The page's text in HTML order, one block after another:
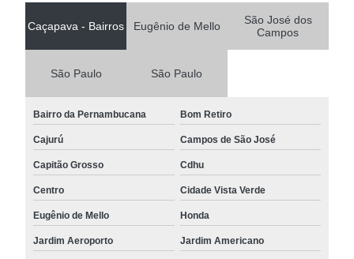
Caçapava - Bairros Eugênio de Mello
São José dos
Campos
São Paulo São Paulo
Bairro da Pernambucana Bom Retiro
Cajurú Campos de São José
Capitão Grosso Cdhu
Centro Cidade Vista Verde
Eugênio de Mello Honda
Jardim Aeroporto Jardim Americano